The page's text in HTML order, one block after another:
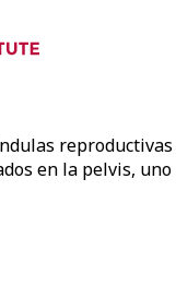
en la pelvis,